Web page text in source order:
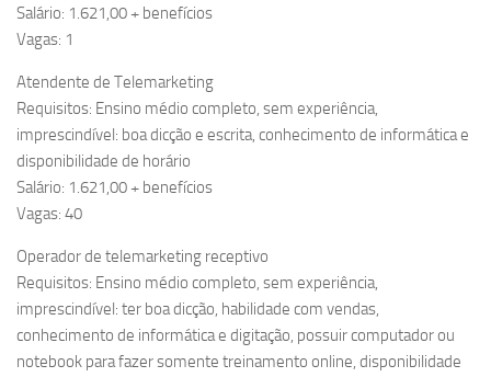
Salário: 1.621,00 + benefícios
Vagas: 1
Atendente de Telemarketing
Requisitos: Ensino médio completo, sem experiência,
imprescindível: boa dicção e escrita, conhecimento de informática e
disponibilidade de horário
Salário: 1.621,00 + benefícios
Vagas: 40
Operador de telemarketing receptivo
Requisitos: Ensino médio completo, sem experiência,
imprescindível: ter boa dicção, habilidade com vendas,
conhecimento de informática e digitação, possuir computador ou
notebook para fazer somente treinamento online, disponibilidade